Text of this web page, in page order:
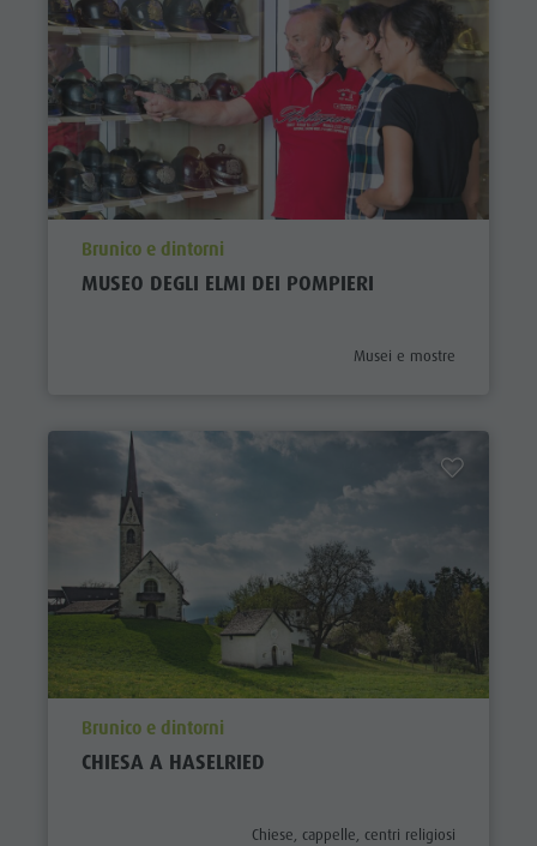
aria.poi_location_prefix
Brunico e dintorni
MUSEO DEGLI ELMI DEI POMPIERI
aria.poi_category_prefix
Musei e mostre
aria.poi_location_prefix
Brunico e dintorni
CHIESA A HASELRIED
aria.poi_category_prefix
Chiese, cappelle, centri religiosi